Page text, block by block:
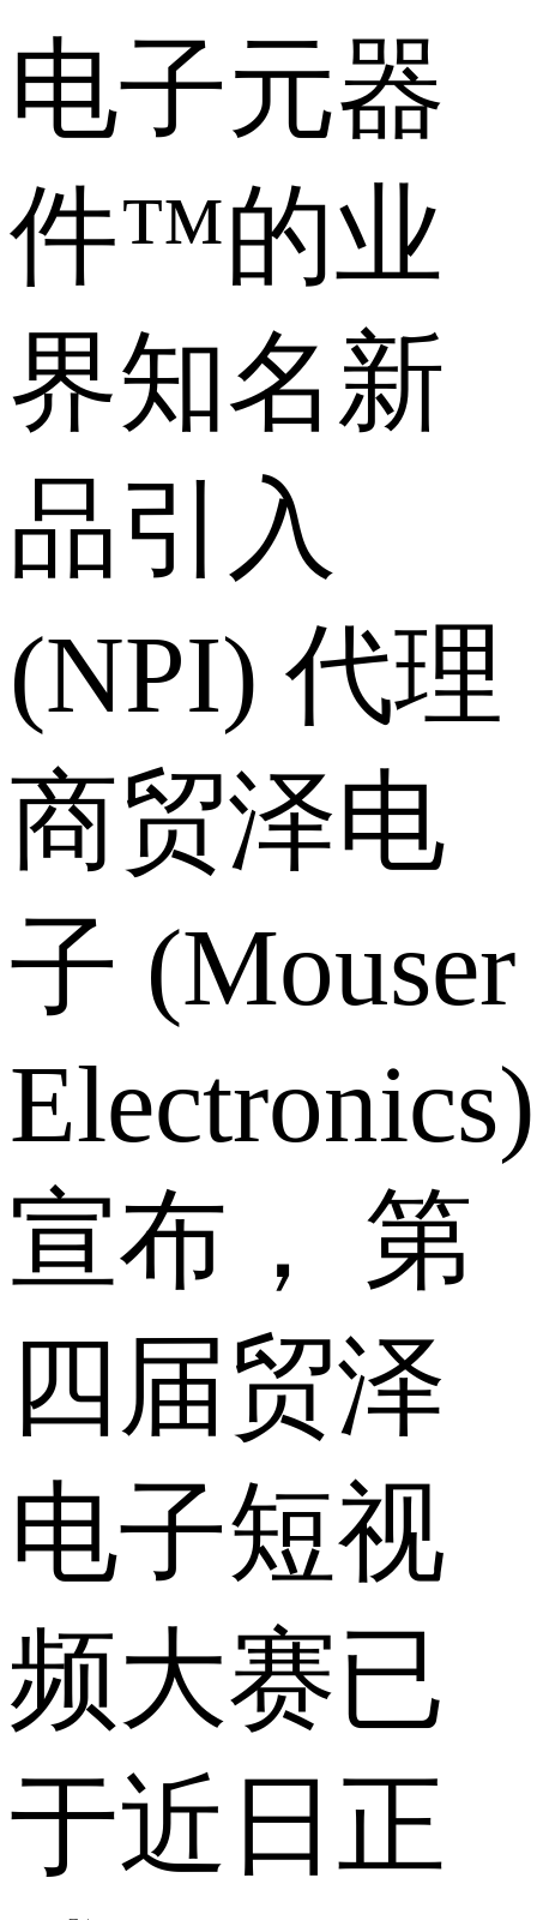
电子元器
件™的业
界知名新
品引入
(NPI) 代理
商贸泽电
子 (Mouser
Electronics)
宣布， 第
四届贸泽
电子短视
频大赛已
于近日正